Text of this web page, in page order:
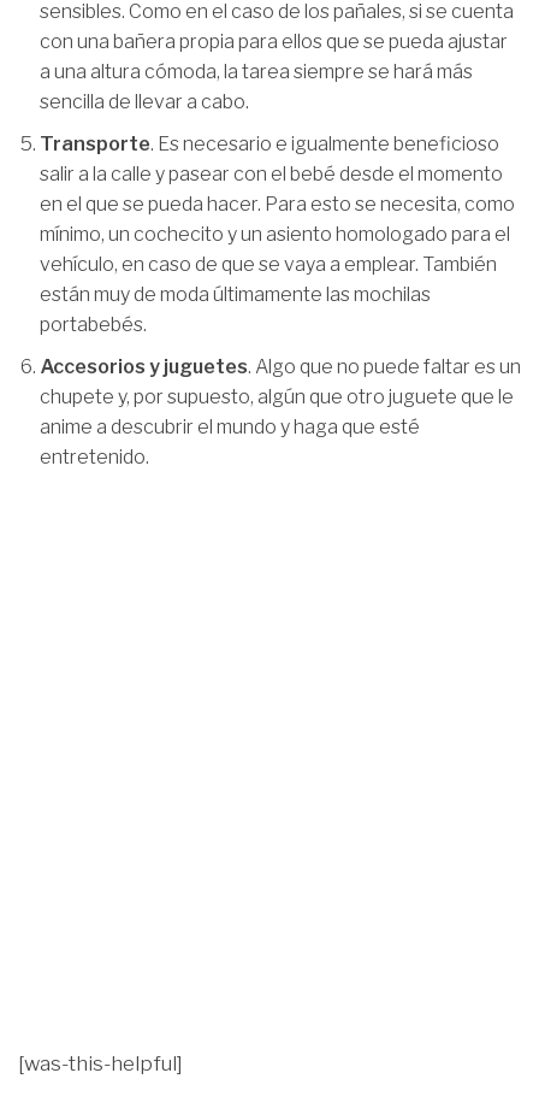
sensibles. Como en el caso de los pañales, si se cuenta
con una bañera propia para ellos que se pueda ajustar
a una altura cómoda, la tarea siempre se hará más
sencilla de llevar a cabo.
Transporte. Es necesario e igualmente beneficioso
salir a la calle y pasear con el bebé desde el momento
en el que se pueda hacer. Para esto se necesita, como
mínimo, un cochecito y un asiento homologado para el
vehículo, en caso de que se vaya a emplear. También
están muy de moda últimamente las mochilas
portabebés.
Accesorios y juguetes. Algo que no puede faltar es un
chupete y, por supuesto, algún que otro juguete que le
anime a descubrir el mundo y haga que esté
entretenido.
[was-this-helpful]